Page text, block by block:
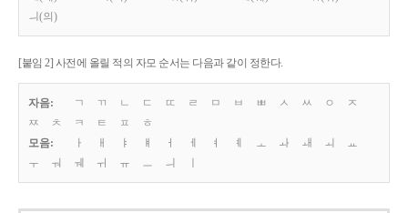
ㅢ(의)
[붙임 2] 사전에 올릴 적의 자모 순서는 다음과 같이 정한다.
자음: ㄱ ㄲ ㄴ ㄷ ㄸ ㄹ ㅁ ㅂ ㅃ ㅅ ㅆ ㅇ
ㅈ
ㅉ
ㅊ ㅋ ㅌ ㅍ
ㅎ
모음:
ㅏ ㅐ ㅑ ㅒ ㅓ ㅔ ㅕ ㅖ ㅗ ㅘ ㅙ ㅚ
ㅛ
ㅜ
ㅝ ㅞ ㅟ ㅠ ㅡ ㅢ